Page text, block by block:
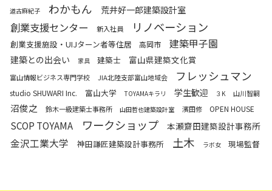
道古麻紀子 わかもん 荒井好一郎建築設計室
創業支援センター 新入社員 リノベーション
創業支援施設・UIJターン者等住居 高岡市 建築甲子園
建築との出会い 家具 建築士 富山県建築文化賞
富山情報ビジネス専門学校 JIA北陸支部富山地域会 フレッシュマン
studio SHUWARI Inc. 富山大学 TOYAMAキラリ 学生歓迎 ３K 山川智嗣
沼俊之 鈴木一級建築士事務所 山田哲也建築設計室 濱田修 OPEN HOUSE
SCOP TOYAMA ワークショップ 本瀬齋田建築設計事務所
金沢工業大学 神田謙匠建築設計事務所 土木 ラボ女 現場監督